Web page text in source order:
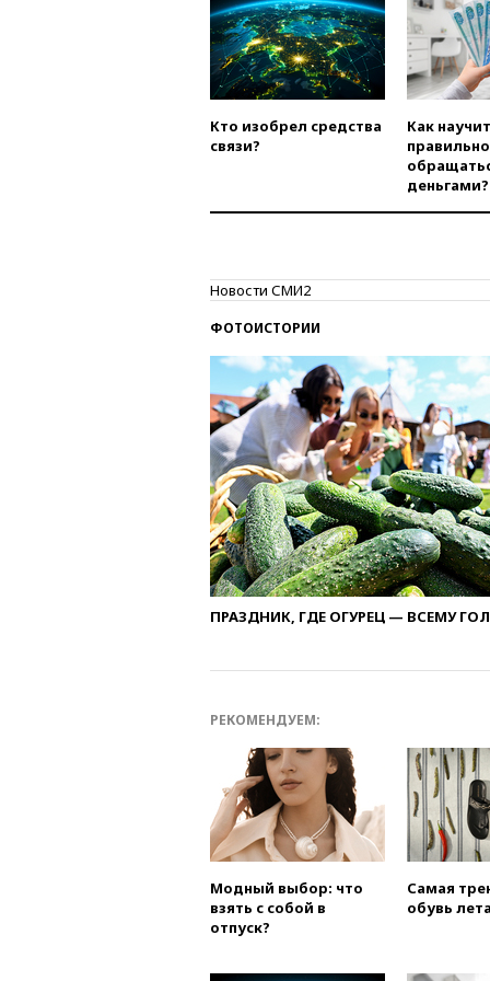
Кто изобрел средства
связи?
Как
правильно
деньгами?
Новости СМИ2
ФОТОИСТОРИИ
ПРАЗДНИК, ГДЕ ОГУРЕЦ — ВСЕМУ
РЕКОМЕНДУЕМ:
Модный выбор: что
взять с собой в
отпуск?
Самая
обувь